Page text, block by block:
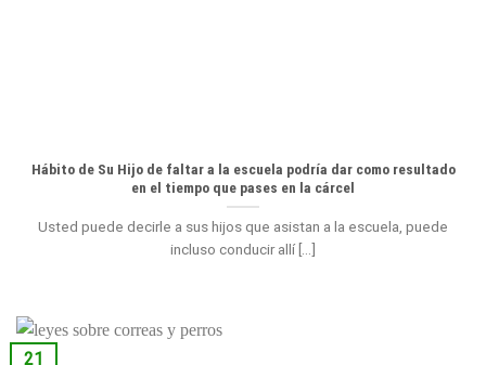
Hábito de Su Hijo de faltar a la escuela podría dar como resultado
en el tiempo que pases en la cárcel
Usted puede decirle a sus hijos que asistan a la escuela, puede
incluso conducir allí [...]
21